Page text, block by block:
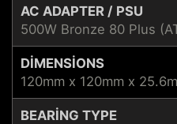
AC ADAPTER / PSU
500W Bronze 80 Plus
DIMENSIONS
120mm x 120mm x
BEARING TYPE